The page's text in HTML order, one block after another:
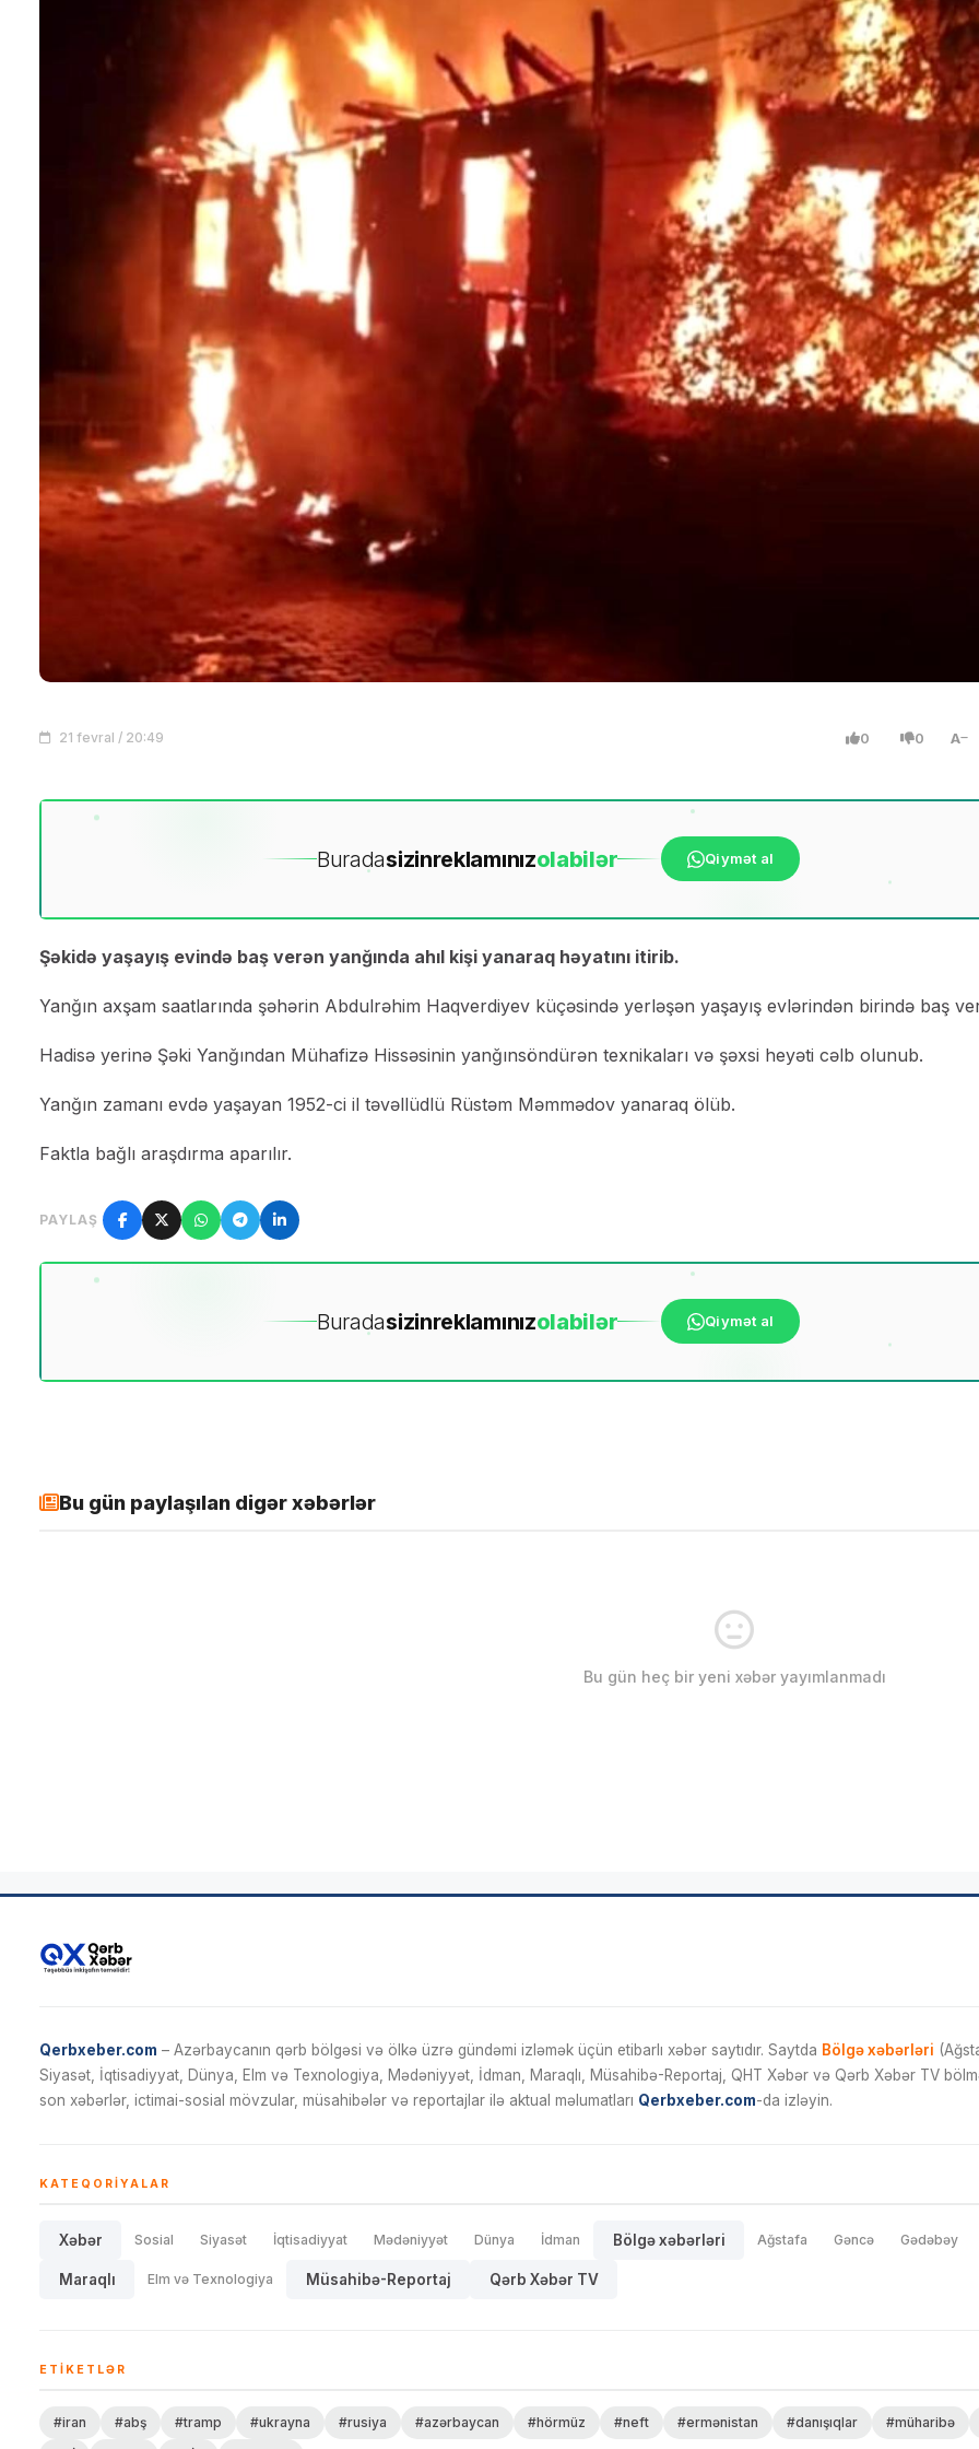
21 fevral / 20:49 0 0 A
Buradasizinreklamınızolabilər Qiymət al
Şəkidə yaşayış evində baş verən yanğında ahıl kişi yanaraq həyatını itirib.
Yanğın axşam saatlarında şəhərin Abdulrəhim Haqverdiyev küçəsində yerləşən yaşayış evlərindən birində baş
Hadisə yerinə Şəki Yanğından Mühafizə Hissəsinin yanğınsöndürən texnikaları və şəxsi heyəti cəlb olunub.
Yanğın zamanı evdə yaşayan 1952-ci il təvəllüdlü Rüstəm Məmmədov yanaraq ölüb.
Faktla bağlı araşdırma aparılır.
PAYLAŞ
Buradasizinreklamınızolabilər Qiymət al
Bu gün paylaşılan digər xəbərlər
Bu gün heç bir yeni xəbər yayımlanmadı
Qerbxeber.com – Azərbaycanın qərb bölgəsi və ölkə üzrə gündəmi izləmək üçün etibarlı xəbər saytıdır. Saytda Bölgə xəbərləri
Siyasət, İqtisadiyyat, Dünya, Elm və Texnologiya, Mədəniyyət, İdman, Maraqlı, Müsahibə-Reportaj, QHT Xəbər və Qərb Xəbər TV
son xəbərlər, ictimai-sosial mövzular, müsahibələr və reportajlar ilə aktual məlumatları Qerbxeber.com-da izləyin.
KATEQORIYALAR
Xəbər Sosial Siyasət İqtisadiyyat Mədəniyyət Dünya İdman Bölgə xəbərləri Ağstafa Gəncə Gədəbəy
Maraqlı Elm və Texnologiya Müsahibə-Reportaj Qərb Xəbər TV
ETIKETLƏR
#iran #abş #tramp #ukrayna #rusiya #azərbaycan #hörmüz #neft #ermənistan #danışıqlar #müharibə